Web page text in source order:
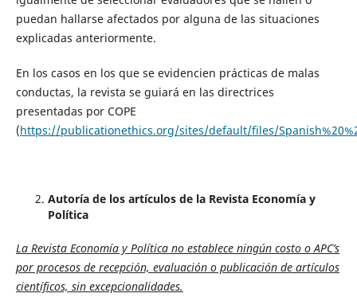
puedan hallarse afectados por alguna de las situaciones
explicadas anteriormente.
En los casos en los que se evidencien prácticas de malas
conductas, la revista se guiará en las directrices
presentadas por COPE
(https://publicationethics.org/sites/default/files/
Autoría de los artículos de la Revista Economía y
Política
La Revista Economía y Política no establece ningún costo o APC’s
por procesos de recepción, evaluación o publicación de artículos
científicos, sin excepcionalidades.